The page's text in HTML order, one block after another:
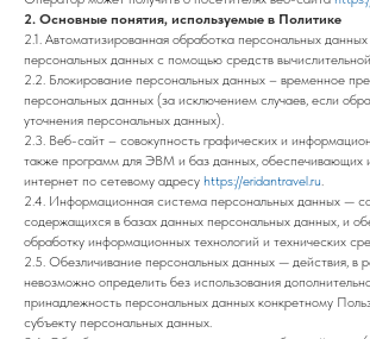
2. Основные понятия, используемые в Политике
2.1. Автоматизированная обработка персональных
персональных данных с помощью средств
2.2. Блокирование персональных данных – временное
персональных данных (за исключением случаев, если
уточнения персональных данных).
2.3. Веб-сайт – совокупность графических и
также программ для ЭВМ и баз данных, обеспечивающих
интернет по сетевому адресу https://eridantravel.ru.
2.4. Информационная система персональных данных —
содержащихся в базах данных персональных данных, и
обработку информационных технологий и технических
2.5. Обезличивание персональных данных — действия, в
невозможно определить без использования
принадлежность персональных данных конкретному
субъекту персональных данных.